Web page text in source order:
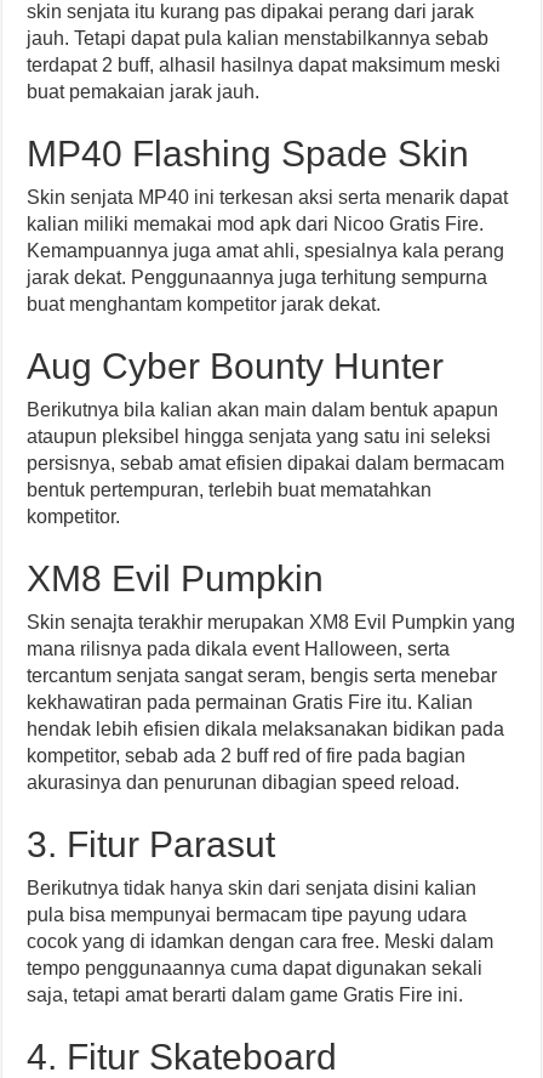
skin senjata itu kurang pas dipakai perang dari jarak
jauh. Tetapi dapat pula kalian menstabilkannya sebab
terdapat 2 buff, alhasil hasilnya dapat maksimum meski
buat pemakaian jarak jauh.
MP40 Flashing Spade Skin
Skin senjata MP40 ini terkesan aksi serta menarik dapat
kalian miliki memakai mod apk dari Nicoo Gratis Fire.
Kemampuannya juga amat ahli, spesialnya kala perang
jarak dekat. Penggunaannya juga terhitung sempurna
buat menghantam kompetitor jarak dekat.
Aug Cyber Bounty Hunter
Berikutnya bila kalian akan main dalam bentuk apapun
ataupun pleksibel hingga senjata yang satu ini seleksi
persisnya, sebab amat efisien dipakai dalam bermacam
bentuk pertempuran, terlebih buat mematahkan
kompetitor.
XM8 Evil Pumpkin
Skin senajta terakhir merupakan XM8 Evil Pumpkin yang
mana rilisnya pada dikala event Halloween, serta
tercantum senjata sangat seram, bengis serta menebar
kekhawatiran pada permainan Gratis Fire itu. Kalian
hendak lebih efisien dikala melaksanakan bidikan pada
kompetitor, sebab ada 2 buff red of fire pada bagian
akurasinya dan penurunan dibagian speed reload.
3. Fitur Parasut
Berikutnya tidak hanya skin dari senjata disini kalian
pula bisa mempunyai bermacam tipe payung udara
cocok yang di idamkan dengan cara free. Meski dalam
tempo penggunaannya cuma dapat digunakan sekali
saja, tetapi amat berarti dalam game Gratis Fire ini.
4. Fitur Skateboard